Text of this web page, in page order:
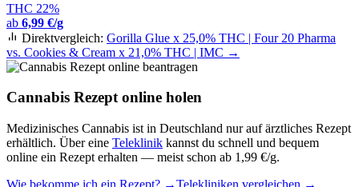
THC 22%
ab 6,99 €/g
Direktvergleich: Gorilla Glue x 25,0% THC | Four 20 Pharma
vs. Cookies & Cream x 21,0% THC | IMC →
Cannabis Rezept online holen
Medizinisches Cannabis ist in Deutschland nur auf ärztliches Rezept
erhältlich. Über eine Teleklinik kannst du schnell und bequem
online ein Rezept erhalten — meist schon ab 1,99 €/g.